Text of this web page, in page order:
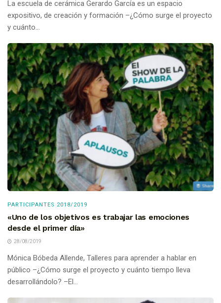
La escuela de cerámica Gerardo García es un espacio
expositivo, de creación y formación –¿Cómo surge el proyecto
y cuánto...
PARTICIPANTES 2018/2019
«Uno de los objetivos es trabajar las emociones
desde el primer día»
28/08/2019
Mónica Bóbeda Allende, Talleres para aprender a hablar en
público –¿Cómo surge el proyecto y cuánto tiempo lleva
desarrollándolo? –El...